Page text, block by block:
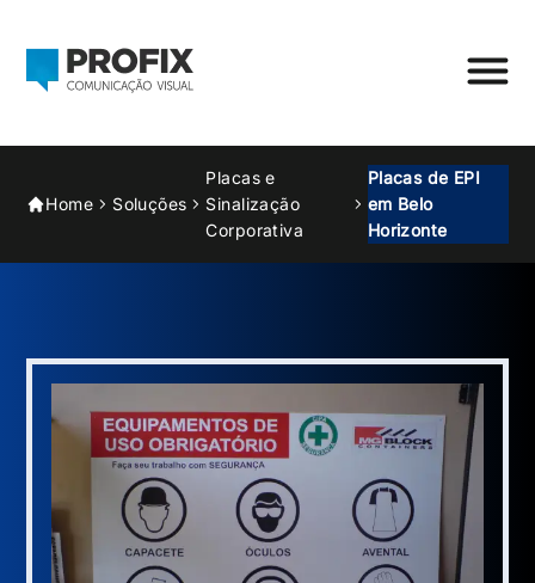
Home Soluções
Placas e
Sinalização
Corporativa
Placas de EPI
em Belo
Horizonte